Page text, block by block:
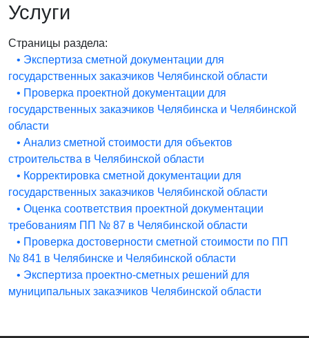
Услуги
Страницы раздела:
• Экспертиза сметной документации для
государственных заказчиков Челябинской области
• Проверка проектной документации для
государственных заказчиков Челябинска и Челябинской
области
• Анализ сметной стоимости для объектов
строительства в Челябинской области
• Корректировка сметной документации для
государственных заказчиков Челябинской области
• Оценка соответствия проектной документации
требованиям ПП № 87 в Челябинской области
• Проверка достоверности сметной стоимости по ПП
№ 841 в Челябинске и Челябинской области
• Экспертиза проектно-сметных решений для
муниципальных заказчиков Челябинской области